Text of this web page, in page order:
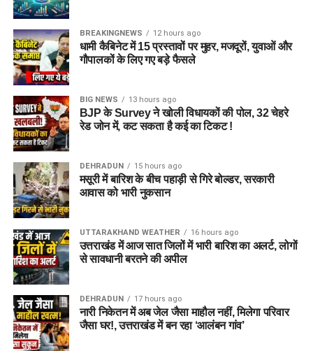
BREAKINGNEWS 12 hours ago
धामी कैबिनेट में 15 प्रस्तावों पर मुहर, मजदूरों, युवाओं और
गौपालकों के लिए गए बड़े फैसले
BIG NEWS 13 hours ago
BJP के Survey ने खोली विधायकों की पोल, 32 चेहरे
रेड जोन में, कट सकता है कई का टिकट !
DEHRADUN 15 hours ago
मसूरी में बारिश के बीच पहाड़ी से गिरे बोल्डर, सरकारी
आवास को भारी नुकसान
UTTARAKHAND WEATHER 16 hours ago
उत्तराखंड में आज सात जिलों में भारी बारिश का अलर्ट, लोगों
से सावधानी बरतने की अपील
DEHRADUN 17 hours ago
नारी निकेतन में अब जेल जैसा माहौल नहीं, मिलेगा परिवार
जैसा घर!, उत्तराखंड में बन रहा ‘आलंबन गांव’